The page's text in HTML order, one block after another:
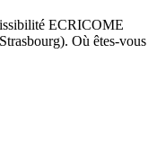
ECRICOME
Où êtes-vous